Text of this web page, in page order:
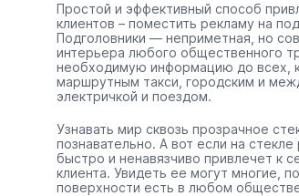
Простой и эффективный способ
клиентов – поместить рекламу на
Подголовники — неприметная, но
интерьера любого общественного
необходимую информацию до всех,
маршрутным такси, городским и
электричкой и поездом.
Узнавать мир сквозь прозрачное
познавательно. А вот если на
быстро и ненавязчиво привлечет к
клиента. Увидеть ее могут многие,
поверхности есть в любом